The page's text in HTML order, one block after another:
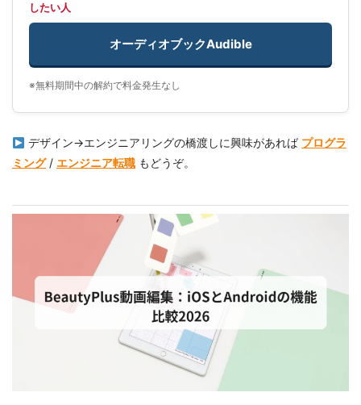
したい人
オーディオブックAudible
※無料期間中の解約で料金発生なし
デザイン→エンジニアリングの橋渡しに興味があれば プログラ
ミング/ エンジニア転職 もどうぞ。